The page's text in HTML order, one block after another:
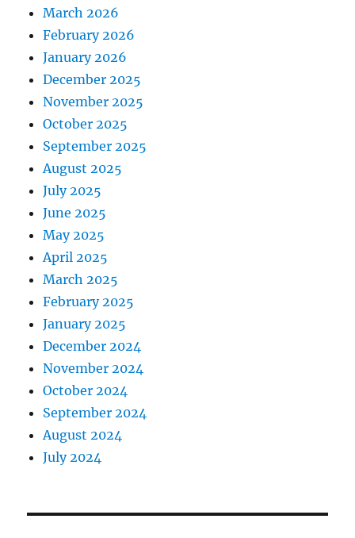
March 2026
February 2026
January 2026
December 2025
November 2025
October 2025
September 2025
August 2025
July 2025
June 2025
May 2025
April 2025
March 2025
February 2025
January 2025
December 2024
November 2024
October 2024
September 2024
August 2024
July 2024